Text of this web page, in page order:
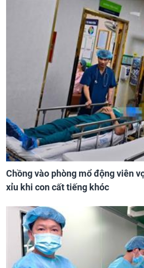
Chồng vào phòng mổ động viên
xỉu khi con cất tiếng khóc